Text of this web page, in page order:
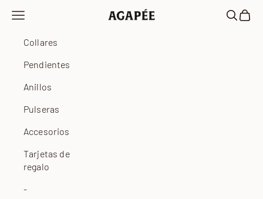
Agapée
Abrir menú de navegación AbrirAbrir
Collares
Pendientes
Anillos
Pulseras
Accesorios
Tarjetas de
regalo
-